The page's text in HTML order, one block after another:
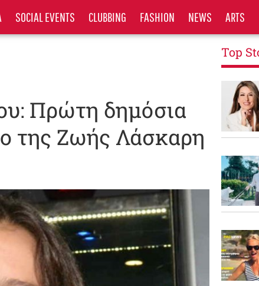
SOCIAL EVENTS CLUBBING FASHION NEWS ARTS
Πρώτη δημόσια
της Ζωής Λάσκαρη
Top